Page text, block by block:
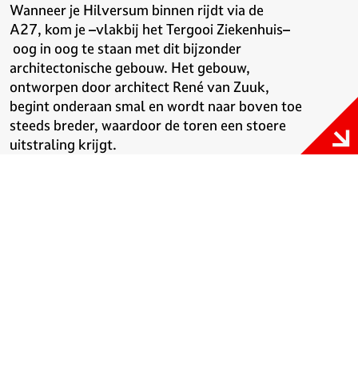
Wanneer je Hilversum binnen rijdt via de
A27, kom je –vlakbij het Tergooi Ziekenhuis–
oog in oog te staan met dit bijzonder
architectonische gebouw. Het gebouw,
ontworpen door architect René van Zuuk,
begint onderaan smal en wordt naar boven toe
steeds breder, waardoor de toren een stoere
uitstraling krijgt.